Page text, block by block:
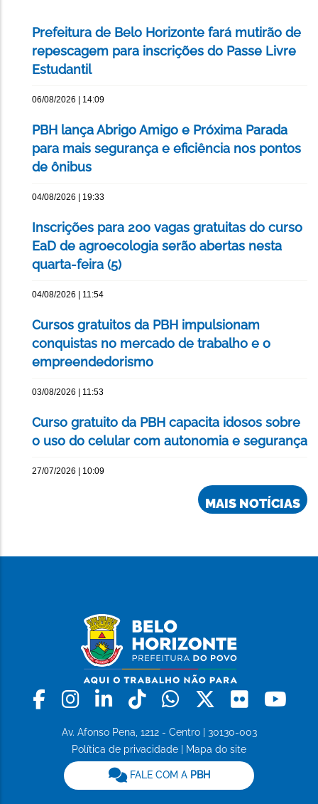
Prefeitura de Belo Horizonte fará mutirão de
repescagem para inscrições do Passe Livre
Estudantil
06/08/2026 | 14:09
PBH lança Abrigo Amigo e Próxima Parada
para mais segurança e eficiência nos pontos
de ônibus
04/08/2026 | 19:33
Inscrições para 200 vagas gratuitas do curso
EaD de agroecologia serão abertas nesta
quarta-feira (5)
04/08/2026 | 11:54
Cursos gratuitos da PBH impulsionam
conquistas no mercado de trabalho e o
empreendedorismo
03/08/2026 | 11:53
Curso gratuito da PBH capacita idosos sobre
o uso do celular com autonomia e segurança
27/07/2026 | 10:09
MAIS NOTÍCIAS
Facebook
Instagram
LinkedinTiktokWhatsapp
X Flickr
Av. Afonso Pena, 1212 - Centro | 30130-003
Política de privacidade
Mapa do site
FALE COM A PBH